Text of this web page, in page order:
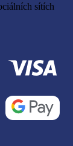
sítích